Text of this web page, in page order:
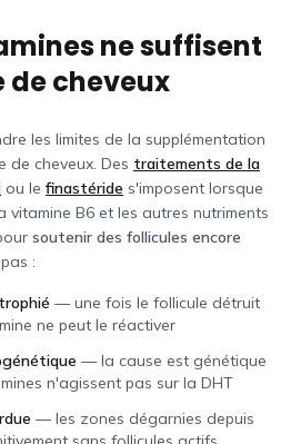
ne suffisent
de cheveux
les limites de la supplémentation
de cheveux. Des traitements de la
ou le finastéride s'imposent lorsque
vitamine B6 et les autres nutriments
soutenir des follicules encore
:
— une fois le follicule détruit
ne peut le réactiver
— la cause est génétique
n'agissent pas sur la DHT
— les zones dégarnies depuis